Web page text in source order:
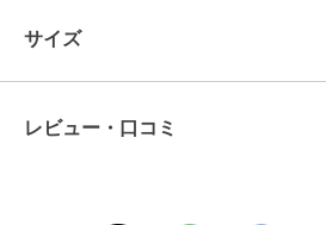
性別タイプ
キュア・ジェルネイル
カラー
サイズ
レビュー・口コミ